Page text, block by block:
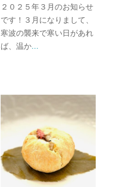
２０２５年３月のお知らせ
です！３月になりまして、
寒波の襲来で寒い日があれ
ば、温か...